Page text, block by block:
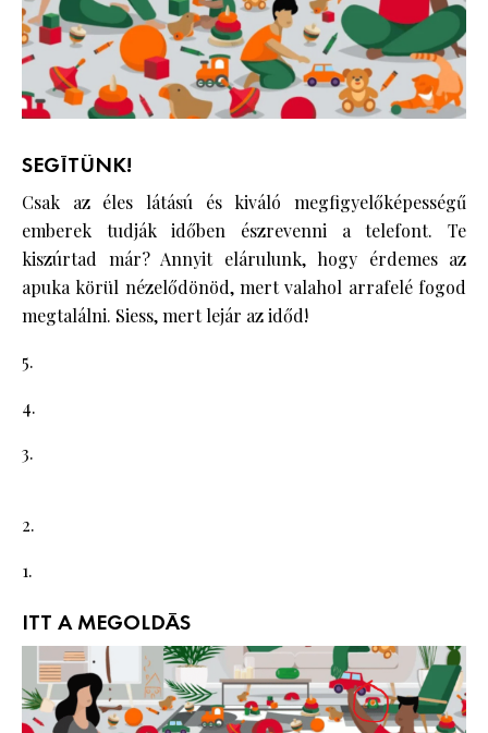
SEGÍTÜNK!
Csak az éles látású és kiváló megfigyelőképességű
emberek tudják időben észrevenni a telefont. Te
kiszúrtad már? Annyit elárulunk, hogy érdemes az
apuka körül nézelődönöd, mert valahol arrafelé fogod
megtalálni. Siess, mert lejár az időd!
5.
4.
3.
2.
1.
ITT A MEGOLDÁS